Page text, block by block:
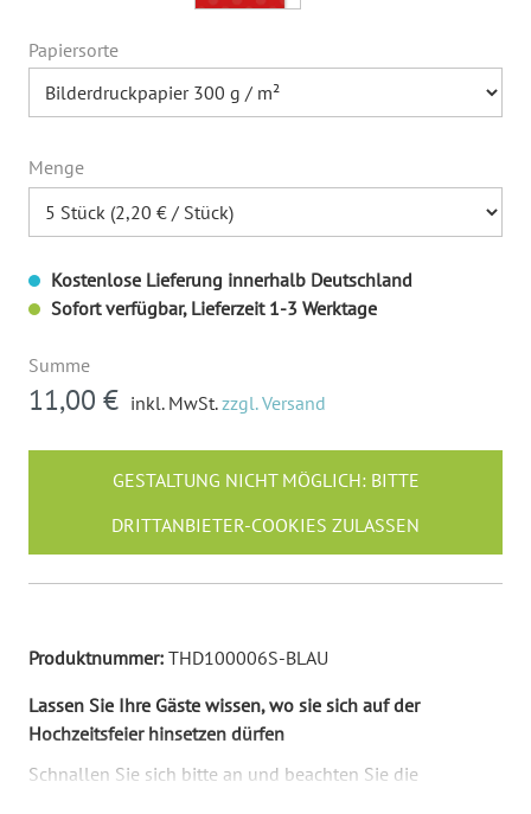
Papiersorte
Menge
Kostenlose Lieferung innerhalb Deutschland
Sofort verfügbar, Lieferzeit 1-3 Werktage
Summe
11,00 € inkl. MwSt.zzgl. Versand
GESTALTUNG NICHT MÖGLICH: BITTE
DRITTANBIETER-COOKIES ZULASSEN
Produktnummer: THD100006S-BLAU
Lassen Sie Ihre Gäste wissen, wo sie sich auf der
Hochzeitsfeier hinsetzen dürfen
Schnallen Sie sich bitte an und beachten Sie die